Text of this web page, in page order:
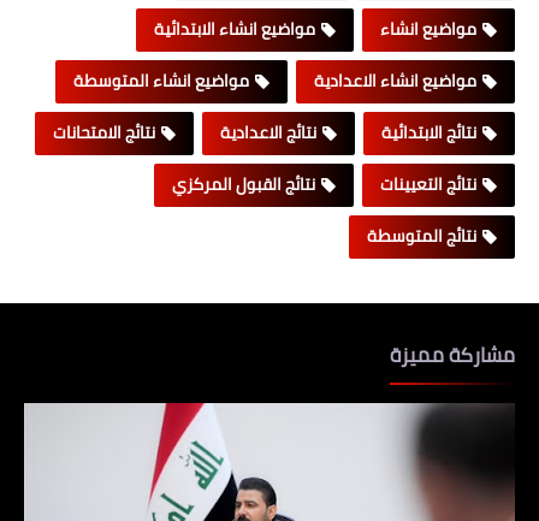
مواضيع انشاء
مواضيع انشاء الابتدائية
مواضيع انشاء الاعدادية
مواضيع انشاء المتوسطة
نتائج الابتدائية
نتائج الاعدادية
نتائج الامتحانات
نتائج التعيينات
نتائج القبول المركزي
نتائج المتوسطة
مشاركة مميزة